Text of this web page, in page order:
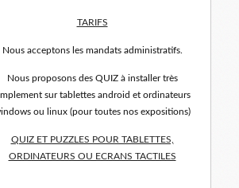
TARIFS
Nous acceptons les mandats administratifs.
Nous proposons des QUIZ à installer très
sur tablettes android et ordinateurs
ou linux (pour toutes nos expositions)
QUIZ ET PUZZLES POUR TABLETTES,
ORDINATEURS OU ECRANS TACTILES